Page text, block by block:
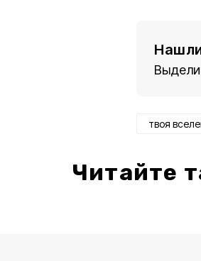
твоя
Читайте